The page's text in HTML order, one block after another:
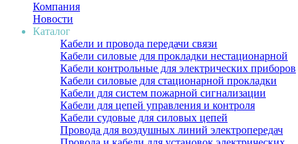
Компания
Новости
Каталог
Кабели и провода передачи связи
Кабели силовые для прокладки нестационарной
Кабели контрольные для электрических приборов
Кабели силовые для стационарной прокладки
Кабели для систем пожарной сигнализации
Кабели для цепей управления и контроля
Кабели судовые для силовых цепей
Провода для воздушных линий электропередач